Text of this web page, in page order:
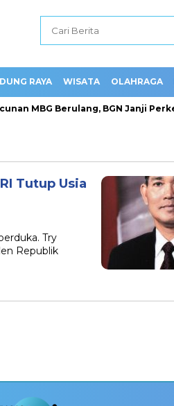
RAYA WISATA OLAHRAGA
MBG Berulang, BGN Janji
Tutup Usia
Try
Republik